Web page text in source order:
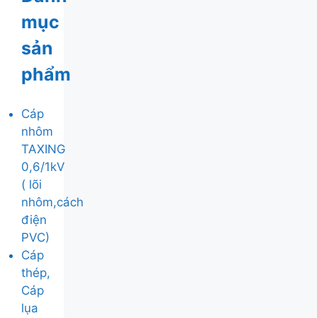
mục
sản
phẩm
Cáp
nhôm
TAXING
0,6/1kV
( lõi
nhôm,cách
điện
PVC)
Cáp
thép,
Cáp
lụa